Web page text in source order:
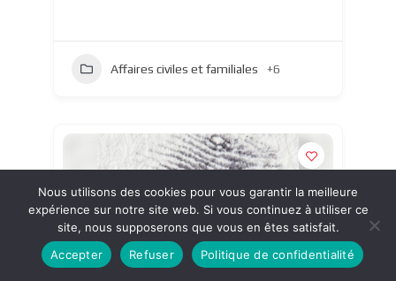
Affaires civiles et familiales +6
Nous utilisons des cookies pour vous garantir la meilleure
expérience sur notre site web. Si vous continuez à utiliser ce
site, nous supposerons que vous en êtes satisfait.
Accepter
Refuser Politique de confidentialité